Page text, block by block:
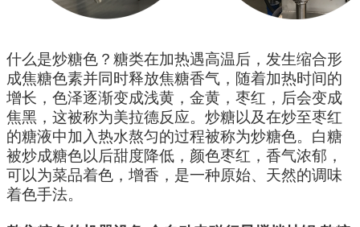
什么是炒糖色？糖类在加热遇高温后，发生缩合形
成焦糖色素并同时释放焦糖香气，随着加热时间的
增长，色泽逐渐变成浅黄，金黄，枣红，后会变成
焦黑，这被称为美拉德反应。炒糖以及在炒至枣红
的糖液中加入热水熬匀的过程被称为炒糖色。白糖
被炒成糖色以后甜度降低，颜色枣红，香气浓郁，
可以为菜品着色，增香，是一种原始、天然的调味
着色手法。